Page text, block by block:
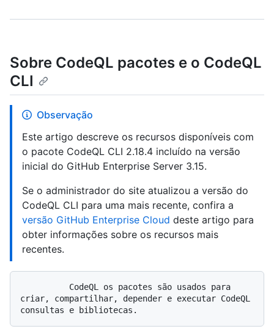
Sobre CodeQL pacotes e o CodeQL
CLI
Observação
Este artigo descreve os recursos disponíveis com
o pacote CodeQL CLI 2.18.4 incluído na versão
inicial do GitHub Enterprise Server 3.15.
Se o administrador do site atualizou a versão do
CodeQL CLI para uma mais recente, confira a
versão GitHub Enterprise Cloud deste artigo para
obter informações sobre os recursos mais
recentes.
criar, compartilhar, depender e executar CodeQL